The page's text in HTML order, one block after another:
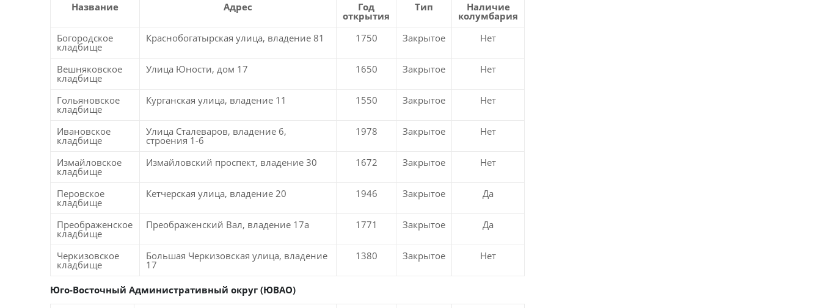
Название Адрес Год
открытия
Тип Наличие
колумбария
Богородское
кладбище
Краснобогатырская улица, владение 81 1750 Закрытое Нет
Вешняковское
кладбище
Улица Юности, дом 17 1650 Закрытое Нет
Гольяновское
кладбище
Курганская улица, владение 11 1550 Закрытое Нет
Ивановское
кладбище
Улица Сталеваров, владение 6,
строения 1-6
1978 Закрытое Нет
Измайловское
кладбище
Измайловский проспект, владение 30 1672 Закрытое Нет
Перовское
кладбище
Кетчерская улица, владение 20 1946 Закрытое Да
Преображенское
кладбище
Преображенский Вал, владение 17а 1771 Закрытое Да
Черкизовское
кладбище
Большая Черкизовская улица, владение
17
1380 Закрытое Нет
Юго-Восточный Административный округ (ЮВАО)